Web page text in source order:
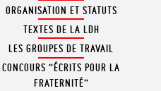
ORGANISATION ET STATUTS
TEXTES DE LA LDH
LES GROUPES DE TRAVAIL
CONCOURS “ÉCRITS POUR LA
FRATERNITÉ”